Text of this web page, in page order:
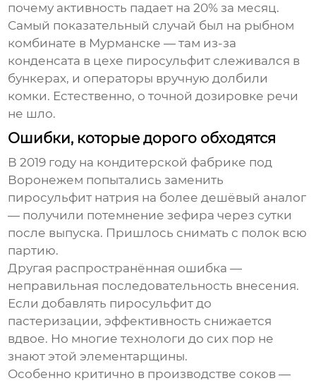
почему активность падает на 20% за месяц.
Самый показательный случай был на рыбном
комбинате в Мурманске — там из-за
конденсата в цехе пиросульфит слеживался в
бункерах, и операторы вручную долбили
комки. Естественно, о точной дозировке речи
не шло.
Ошибки, которые дорого обходятся
В 2019 году на кондитерской фабрике под
Воронежем попытались заменить
пиросульфит натрия на более дешёвый аналог
— получили потемнение зефира через сутки
после выпуска. Пришлось снимать с полок всю
партию.
Другая распространённая ошибка —
неправильная последовательность внесения.
Если добавлять пиросульфит до
пастеризации, эффективность снижается
вдвое. Но многие технологи до сих пор не
знают этой элементарщины.
Особенно критично в производстве соков —